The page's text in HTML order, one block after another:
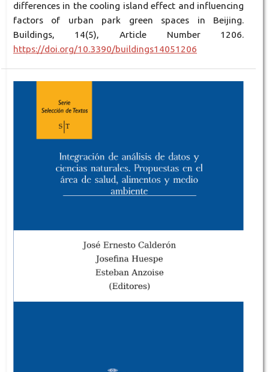
differences in the cooling island effect and influencing
factors of urban park green spaces in Beijing.
Buildings, 14(5), Article Number 1206.
https://doi.org/10.3390/buildings14051206